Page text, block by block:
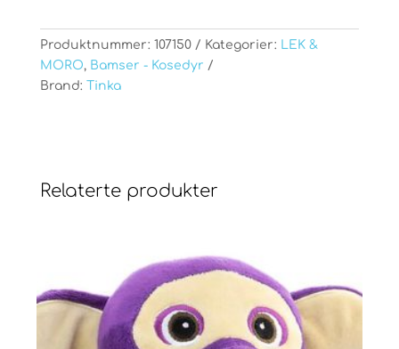
Produktnummer: 107150 Kategorier: LEK &
MORO, Bamser - Kosedyr
Brand: Tinka
Relaterte produkter